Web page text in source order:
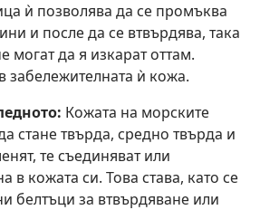
ѝ позволява да се промъква
и после да се втвърдява, така
могат да я изкарат оттам.
забележителната ѝ кожа.
Кожата на морските
стане твърда, средно твърда и
те съединяват или
в кожата си. Това става, като се
белтъци за втвърдяване или